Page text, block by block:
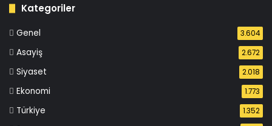
Kategoriler
Genel 3.604
Asayiş 2.672
Siyaset 2.018
Ekonomi 1.773
Türkiye 1.352